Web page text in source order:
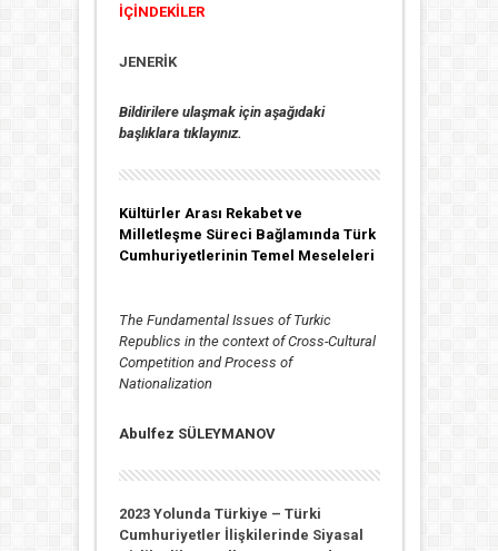
İÇİNDEKİLER
JENERİK
Bildirilere ulaşmak için aşağıdaki
başlıklara tıklayınız.
Kültürler Arası Rekabet ve
Milletleşme Süreci Bağlamında Türk
Cumhuriyetlerinin Temel Meseleleri
The Fundamental Issues of Turkic
Republics in the context of Cross-Cultural
Competition and Process of
Nationalization
Abulfez SÜLEYMANOV
2023 Yolunda Türkiye – Türki
Cumhuriyetler İlişkilerinde Siyasal